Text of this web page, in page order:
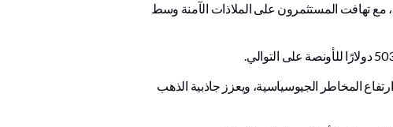
ومواصلًا صعوده القياسي، مع تهافت المستثمرون على الملاذات الآمنة وسط
المخاطر الجيوسياسية، ويعزز جاذبية الذهب